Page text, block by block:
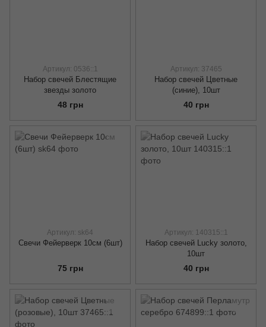
Артикул: 0536::1
Набор свечей Блестящие
звезды золото
48 грн
Артикул: 37465
Набор свечей Цветные
(синие), 10шт
40 грн
Артикул: sk64
Свечи Фейерверк 10см (6шт)
75 грн
Артикул: 140315::1
Набор свечей Lucky золото,
10шт
40 грн